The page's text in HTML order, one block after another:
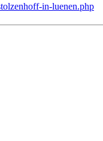
in-luenen.php